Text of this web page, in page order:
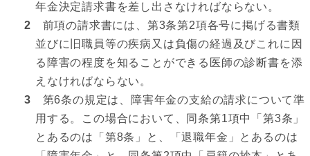
年金決定請求書を差し出さなければならない。
2 前項の請求書には、第3条第2項各号に掲げる書類
並びに旧職員等の疾病又は負傷の経過及びこれに因
る障害の程度を知ることができる医師の診断書を添
えなければならない。
3 第6条の規定は、障害年金の支給の請求について準
用する。この場合において、同条第1項中「第3条」
とあるのは「第8条」と、「退職年金」とあるのは